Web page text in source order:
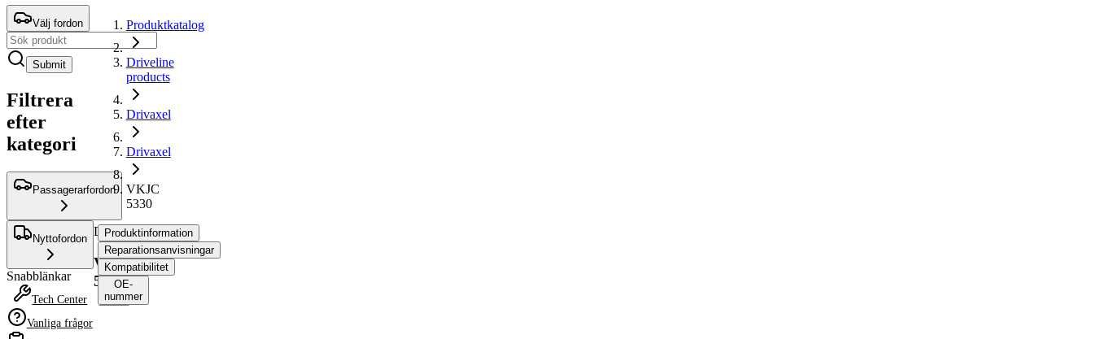
Välj fordon
Submit
Filtrera
efter
kategori
Passagerarfordon
Nyttofordon
Snabblänkar
Tech Center
Vanliga frågor
Produktkatalog
Driveline
products
Drivaxel
Drivaxel
VKJC
5330
Drivaxel
VKJC
5330
Produktinformation
Reparationsanvisningar
Kompatibilitet
OE-
nummer